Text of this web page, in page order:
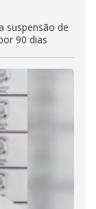
suspensão de
90 dias